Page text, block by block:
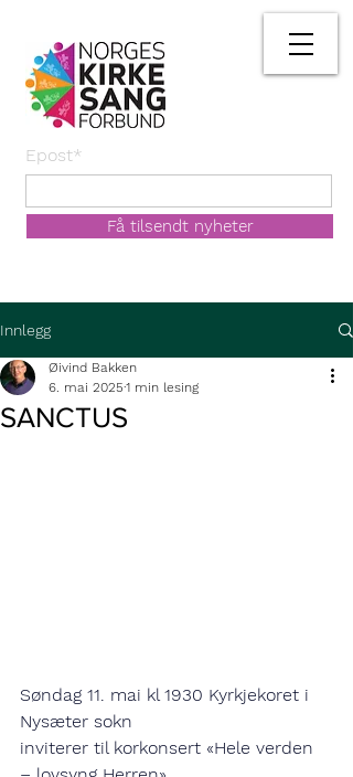
Epost*
Få tilsendt nyheter
Innlegg
SANCTUS
Øivind Bakken
6. mai 2025 1 min lesing
Søndag 11. mai kl 1930 Kyrkjekoret i
Nysæter sokn
inviterer til korkonsert «Hele verden